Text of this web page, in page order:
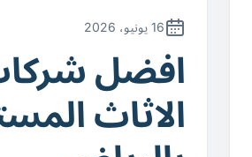
16 يونيو، 2026
افضل
الاثاث